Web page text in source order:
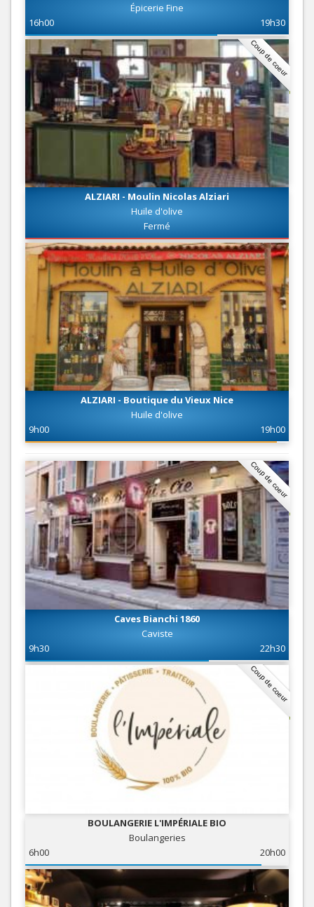
Épicerie Fine
16h00
19h30
Coup de coeur
ALZIARI - Moulin Nicolas Alziari
Huile d'olive
Fermé
ALZIARI - Boutique du Vieux Nice
Huile d'olive
9h00
19h00
Coup de coeur
Caves Bianchi 1860
Caviste
9h30
22h30
Coup de coeur
BOULANGERIE L'IMPÉRIALE BIO
Boulangeries
6h00
20h00